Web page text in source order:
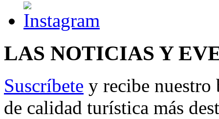
LAS NOTICIAS Y
Suscríbete y recibe nuestro
de calidad turística más